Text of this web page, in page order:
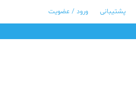
پشتیبانی ورود / عضویت